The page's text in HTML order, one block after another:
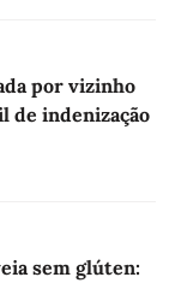
por vizinho
de indenização
sem glúten: